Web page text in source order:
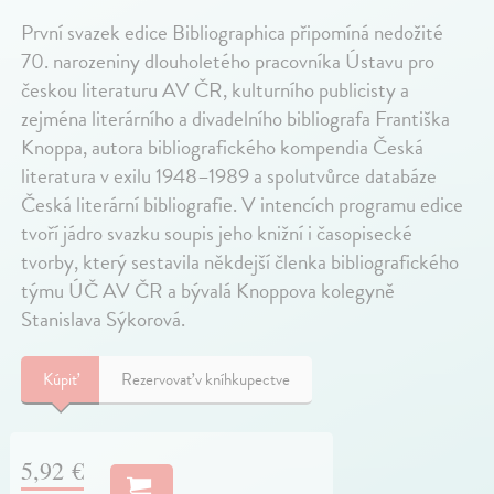
První svazek edice Bibliographica připomíná nedožité
70. narozeniny dlouholetého pracovníka Ústavu pro
českou literaturu AV ČR, kulturního publicisty a
zejména literárního a divadelního bibliografa Františka
Knoppa, autora bibliografického kompendia Česká
literatura v exilu 1948–1989 a spolutvůrce databáze
Česká literární bibliografie. V intencích programu edice
tvoří jádro svazku soupis jeho knižní i časopisecké
tvorby, který sestavila někdejší členka bibliografického
týmu ÚČ AV ČR a bývalá Knoppova kolegyně
Stanislava Sýkorová.
Kúpiť Rezervovať v kníhkupectve
5,92 €